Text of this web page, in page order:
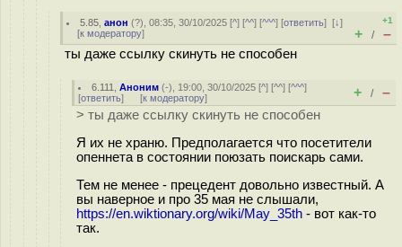
5.85 ,анон (?), 08:35, 30/10/2025 [^] [^^] [^^^] [ответить][↓]
[к модератору]
+1
+ / –
ты даже ссылку скинуть не способен
6.111 ,Аноним (-), 19:00, 30/10/2025 [^] [^^] [^^^]
[ответить] [к модератору] + / –
> ты даже ссылку скинуть не способен
Я их не храню. Предполагается что посетители
опеннета в состоянии поюзать поискарь сами.
Тем не менее - прецедент довольно известный. А
вы наверное и про 35 мая не слышали,
https://en.wiktionary.org/wiki/May_35th - вот как-то
так.